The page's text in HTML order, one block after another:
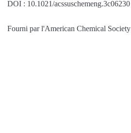
DOI : 10.1021/acssuschemeng.3c06230
Fourni par l'American Chemical Society